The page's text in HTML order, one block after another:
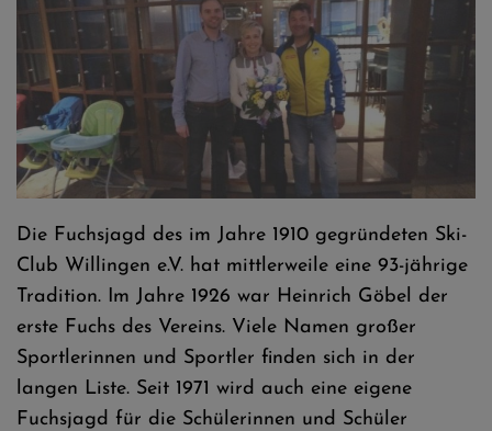
Verabschiedung der Trainerin Anke Keudel
Die Fuchsjagd des im Jahre 1910 gegründeten Ski-
Club Willingen e.V. hat mittlerweile eine 93-jährige
Tradition. Im Jahre 1926 war Heinrich Göbel der
erste Fuchs des Vereins. Viele Namen großer
Sportlerinnen und Sportler finden sich in der
langen Liste. Seit 1971 wird auch eine eigene
Fuchsjagd für die Schülerinnen und Schüler